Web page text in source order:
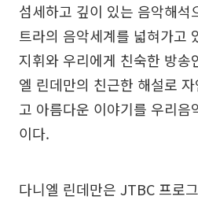
섬세하고 깊이 있는 음악해석
트라의 음악세계를 넓혀가고
지휘와 우리에게 친숙한 방송
엘 린데만의 친근한 해설로
고 아름다운 이야기를 우리음
이다.
다니엘 린데만은 JTBC 프로